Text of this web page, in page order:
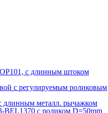
с длинным штоком
с регулируемым роликовым
металл. рычажком
BEL1370 с роликом D=50mm